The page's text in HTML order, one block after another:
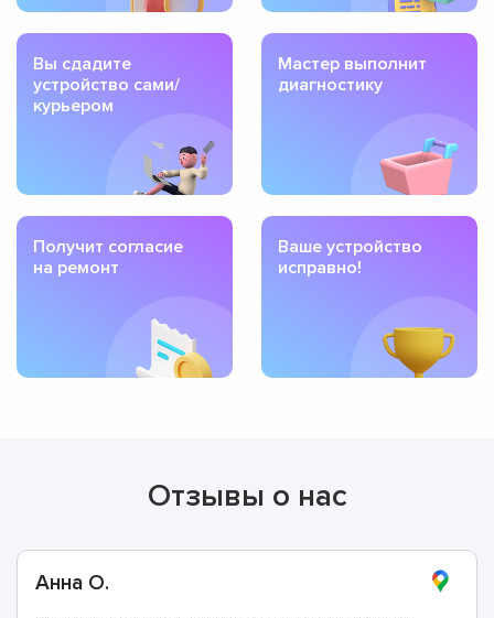
Вы сдадите
устройство сами/
курьером
Мастер выполнит
диагностику
Получит согласие
на ремонт
Ваше устройство
исправно!
Отзывы о нас
Анна О.